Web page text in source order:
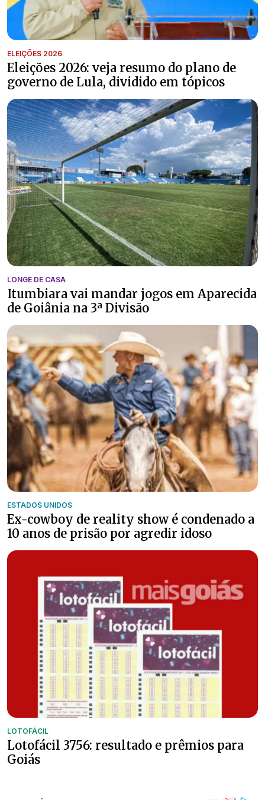
ELEIÇÕES 2026
Eleições 2026: veja resumo do plano de
governo de Lula, dividido em tópicos
LONGE DE CASA
Itumbiara vai mandar jogos em Aparecida
de Goiânia na 3ª Divisão
ESTADOS UNIDOS
Ex-cowboy de reality show é condenado a
10 anos de prisão por agredir idoso
LOTOFÁCIL
Lotofácil 3756: resultado e prêmios para
Goiás